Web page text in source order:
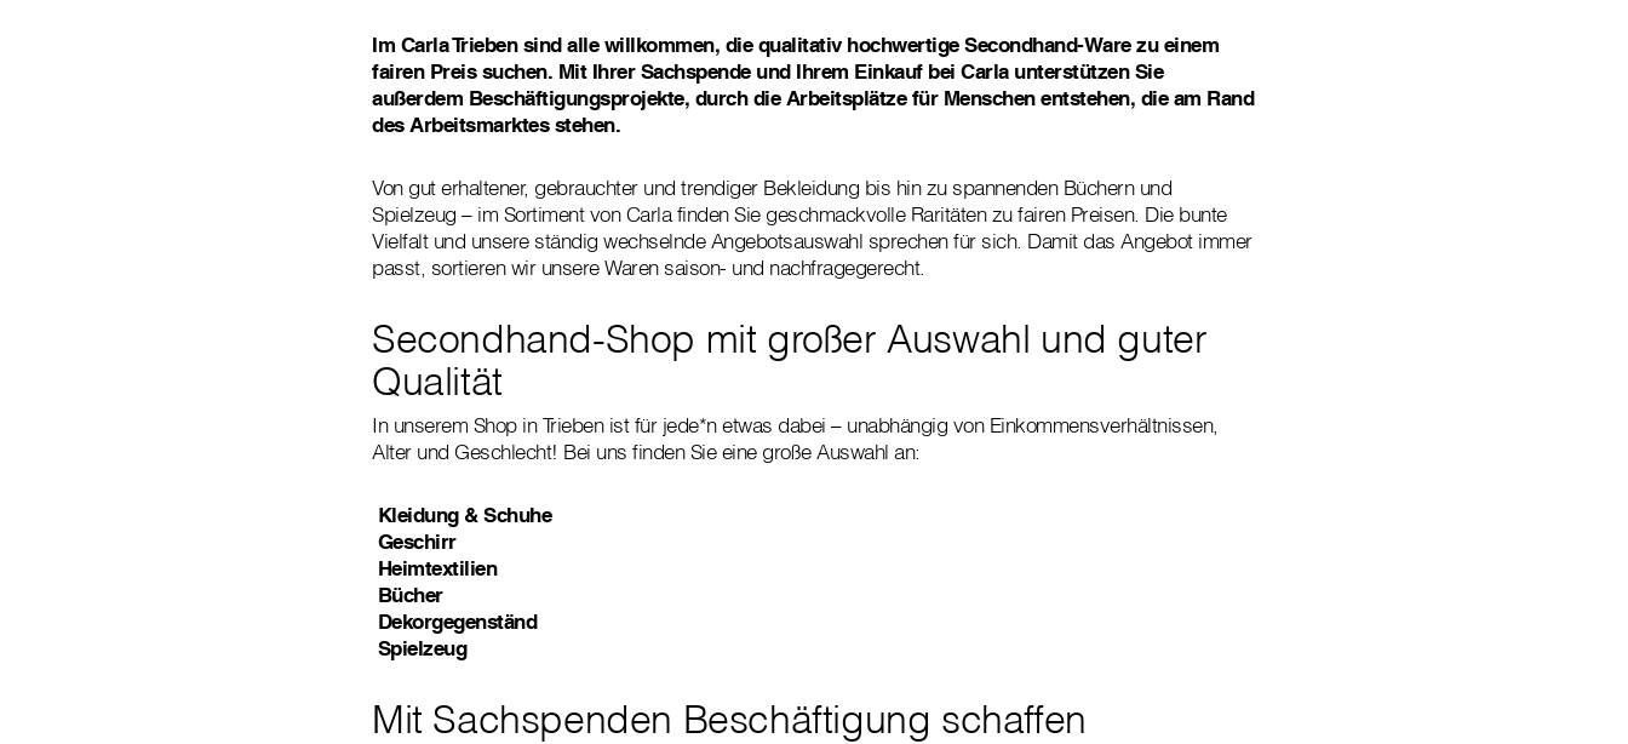
Im Carla Trieben sind alle willkommen, die qualitativ hochwertige Secondhand-Ware zu einem
fairen Preis suchen. Mit Ihrer Sachspende und Ihrem Einkauf bei Carla unterstützen Sie
außerdem Beschäftigungsprojekte, durch die Arbeitsplätze für Menschen entstehen, die am Rand
des Arbeitsmarktes stehen.
Von gut erhaltener, gebrauchter und trendiger Bekleidung bis hin zu spannenden Büchern und
Spielzeug – im Sortiment von Carla finden Sie geschmackvolle Raritäten zu fairen Preisen. Die bunte
Vielfalt und unsere ständig wechselnde Angebotsauswahl sprechen für sich. Damit das Angebot immer
passt, sortieren wir unsere Waren saison- und nachfragegerecht.
Secondhand-Shop mit großer Auswahl und guter
Qualität
In unserem Shop in Trieben ist für jede*n etwas dabei – unabhängig von Einkommensverhältnissen,
Alter und Geschlecht! Bei uns finden Sie eine große Auswahl an:
Kleidung & Schuhe
Geschirr
Heimtextilien
Bücher
Dekorgegenständ
Spielzeug
Mit Sachspenden Beschäftigung schaffen